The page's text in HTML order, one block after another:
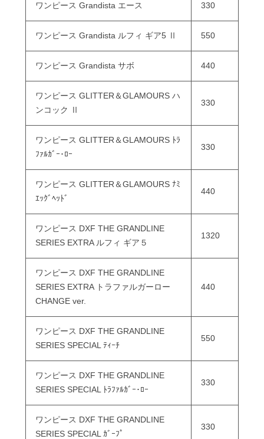
ワンピース Grandista エース 330
ワンピース Grandista ルフィ ギア5 Ⅱ 550
ワンピース Grandista サボ 440
ワンピース GLITTER＆GLAMOURS ハ
ンコック Ⅱ
330
ワンピース GLITTER＆GLAMOURS ﾄﾗ
ﾌｧﾙｶﾞｰ･ﾛｰ
330
ワンピース GLITTER＆GLAMOURS ﾅﾐ
ｴｯｸﾞﾍｯﾄﾞ
440
ワンピース DXF THE GRANDLINE
SERIES EXTRA ルフィ ギア５
1320
ワンピース DXF THE GRANDLINE
SERIES EXTRA トラファルガーロー
CHANGE ver.
440
ワンピース DXF THE GRANDLINE
SERIES SPECIAL ﾃｨｰﾁ
550
ワンピース DXF THE GRANDLINE
SERIES SPECIAL ﾄﾗﾌｧﾙｶﾞｰ･ﾛｰ
330
ワンピース DXF THE GRANDLINE
SERIES SPECIAL ｶﾞｰﾌﾟ
330